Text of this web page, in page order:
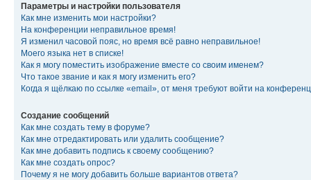
Параметры и настройки пользователя
Как мне изменить мои настройки?
На конференции неправильное время!
Я изменил часовой пояс, но время всё равно неправильное!
Моего языка нет в списке!
Как я могу поместить изображение вместе со своим именем?
Что такое звание и как я могу изменить его?
Когда я щёлкаю по ссылке «email», от меня требуют войти на
Создание сообщений
Как мне создать тему в форуме?
Как мне отредактировать или удалить сообщение?
Как мне добавить подпись к своему сообщению?
Как мне создать опрос?
Почему я не могу добавить больше вариантов ответа?